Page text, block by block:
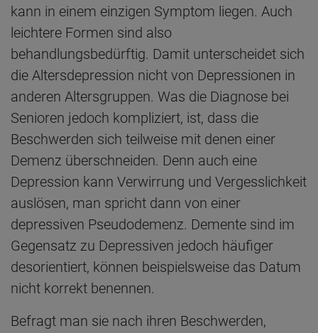
kann in einem einzigen Symptom liegen. Auch
leichtere Formen sind also
behandlungsbedürftig. Damit unterscheidet sich
die Altersdepression nicht von Depressionen in
anderen Altersgruppen. Was die Diagnose bei
Senioren jedoch kompliziert, ist, dass die
Beschwerden sich teilweise mit denen einer
Demenz überschneiden. Denn auch eine
Depression kann Verwirrung und Vergesslichkeit
auslösen, man spricht dann von einer
depressiven Pseudodemenz. Demente sind im
Gegensatz zu Depressiven jedoch häufiger
desorientiert, können beispielsweise das Datum
nicht korrekt benennen.
Befragt man sie nach ihren Beschwerden,